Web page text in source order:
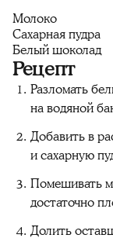
Молоко
Сахарная пудра
Белый шоколад
Рецепт
Разломать
на водяной
Добавить в
и сахарную
Помешивать
достаточно
Долить